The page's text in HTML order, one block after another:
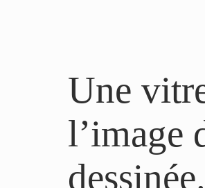
Une
l’image
dessinée.